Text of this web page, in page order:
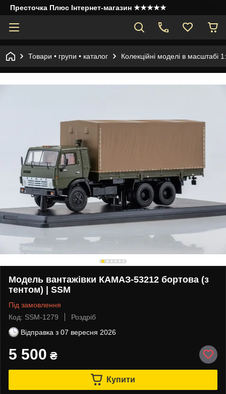
Престочка Плюс Інтернет-магазин ★★★★★
Товари • групи • каталог Колекційні моделі в масштабі
Модель вантажівки КАМАЗ-53212 бортова (з
тентом) | SSM
Під замовлення
Код: SSM-1279
Роздріб
Відправка з 07 вересня 2026
5 500 ₴
Купити